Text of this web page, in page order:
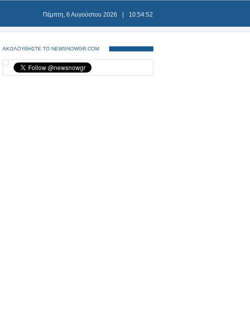
Πέμπτη, 6 Αυγούστου 2026 10:54:53
ΑΚΟΛΟΥΘΗΣΤΕ ΤΟ NEWSNOWGR.COM